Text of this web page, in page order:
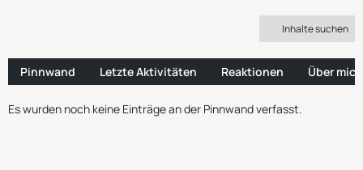
Inhalte suchen
Pinnwand Letzte Aktivitäten Reaktionen Über mich
Es wurden noch keine Einträge an der Pinnwand verfasst.